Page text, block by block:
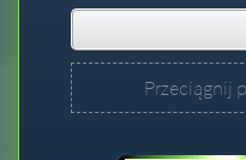
Przeciągnij